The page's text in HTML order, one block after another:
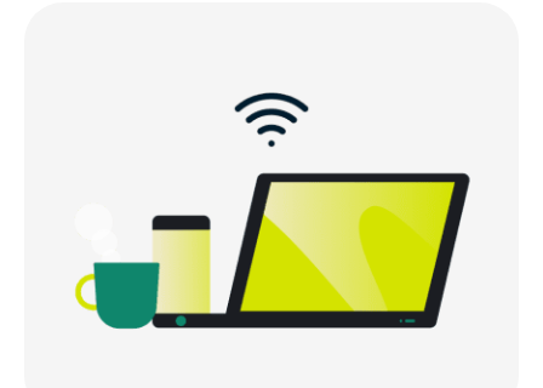
Что люди спрашивают про VPN на несколько
Начните работу с ExpressVPN на нескольких
устройствах без риска